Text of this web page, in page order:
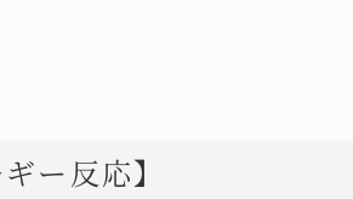
ー反応】